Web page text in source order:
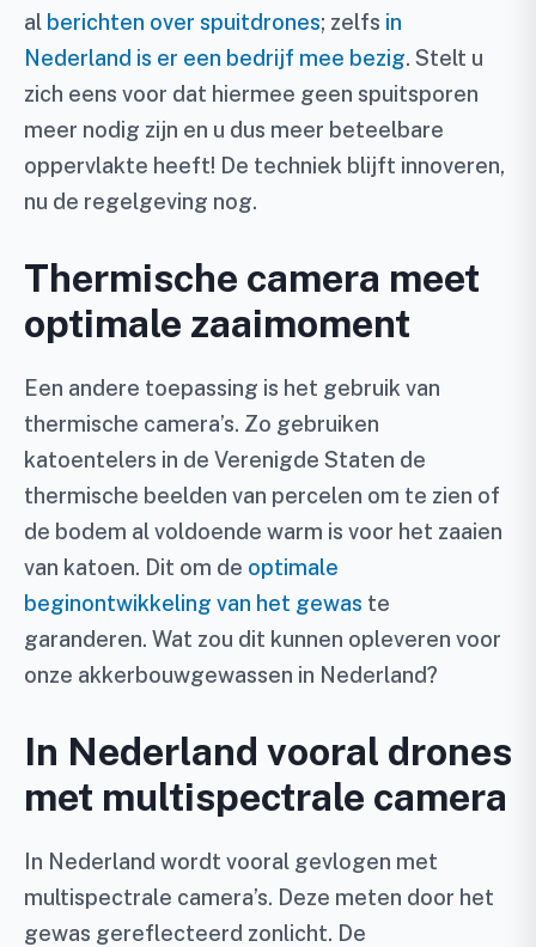
al berichten over spuitdrones; zelfs in
Nederland is er een bedrijf mee bezig. Stelt u
zich eens voor dat hiermee geen spuitsporen
meer nodig zijn en u dus meer beteelbare
oppervlakte heeft! De techniek blijft innoveren,
nu de regelgeving nog.
Thermische camera meet
optimale zaaimoment
Een andere toepassing is het gebruik van
thermische camera’s. Zo gebruiken
katoentelers in de Verenigde Staten de
thermische beelden van percelen om te zien of
de bodem al voldoende warm is voor het zaaien
van katoen. Dit om de optimale
beginontwikkeling van het gewas te
garanderen. Wat zou dit kunnen opleveren voor
onze akkerbouwgewassen in Nederland?
In Nederland vooral drones
met multispectrale camera
In Nederland wordt vooral gevlogen met
multispectrale camera’s. Deze meten door het
gewas gereflecteerd zonlicht. De